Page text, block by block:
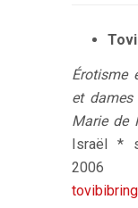
Tovi
Érotisme
et dames
Marie de
Israël *
2006